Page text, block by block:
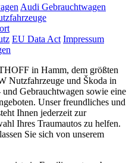
Audi Gebrauchtwagen
EU Data Act Impressum
in Hamm, dem größten
Nutzfahrzeuge und Škoda in
Gebrauchtwagen sowie eine
Unser freundliches und
Ihnen jederzeit zur
Ihres Traumautos zu helfen.
Sie sich von unserem